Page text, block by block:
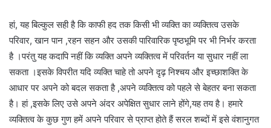
हां, यह बिल्कुल सही है कि काफी हद तक किसी भी व्यक्ति का व्यक्तित्व उसके
परिवार, खान पान ,रहन सहन और उसकी पारिवारिक पृष्ठभूमि पर भी निर्भर करता
है ।परंतु यह कदापि नहीं कि व्यक्ति अपने व्यक्तित्व में परिवर्तन या सुधार नहीं ला
सकता ।इसके विपरीत यदि व्यक्ति चाहे तो अपने दृढ़ निश्चय और इच्छाशक्ति के
आधार पर अपने को बदल सकता है ,अपने व्यक्तित्व को पहले से बेहतर बना सकता
है। हां ,इसके लिए उसे अपने अंदर अपेक्षित सुधार लाने होंगे,यह तय है। हमारे
व्यक्तित्व के कुछ गुण हमें अपने परिवार से प्राप्त होते हैं सरल शब्दों में इसे वंशानुगत